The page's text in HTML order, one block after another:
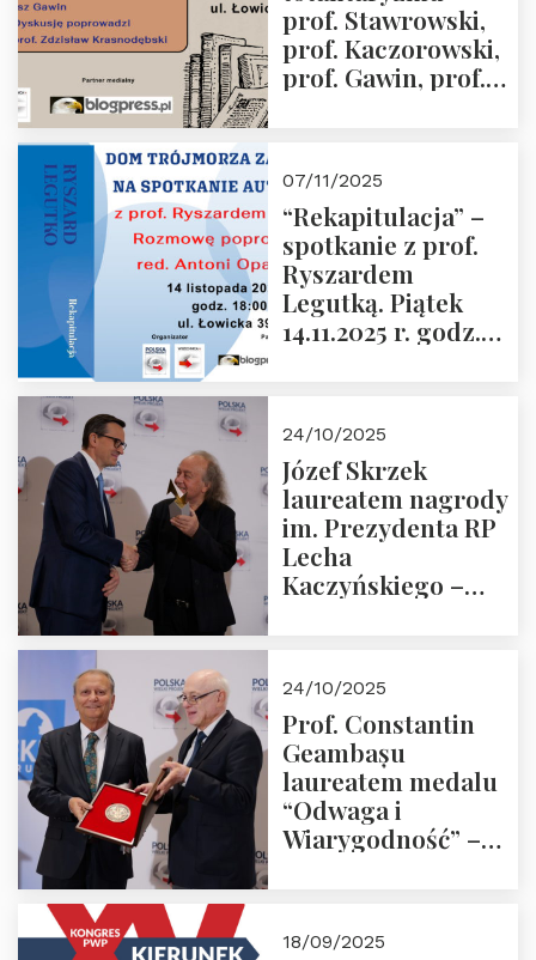
godz. 18:00.
prof. Stawrowski,
prof. Kaczorowski,
prof. Gawin, prof.
07/11/2025
“Rekapitulacja” –
spotkanie z prof.
Ryszardem
Legutką. Piątek
14.11.2025 r. godz.
24/10/2025
Józef Skrzek
laureatem nagrody
im. Prezydenta RP
Lecha
Kaczyńskiego –
24/10/2025
Prof. Constantin
Geambașu
laureatem medalu
“Odwaga i
Wiarygodność” –
18/09/2025